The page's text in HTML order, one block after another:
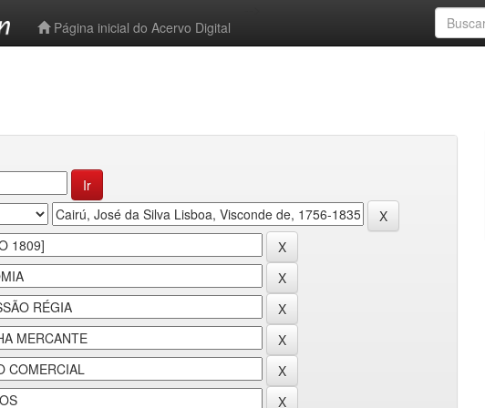
Página inicial do Acervo Digital